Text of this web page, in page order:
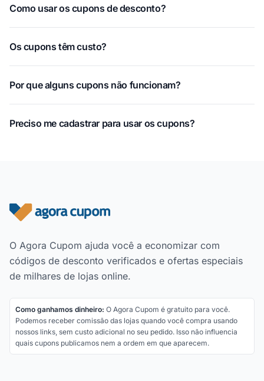
Como usar os cupons de desconto?
Os cupons têm custo?
Por que alguns cupons não funcionam?
Preciso me cadastrar para usar os cupons?
Rodapé do site
O Agora Cupom ajuda você a economizar com
códigos de desconto verificados e ofertas especiais
de milhares de lojas online.
Como ganhamos dinheiro: O Agora Cupom é gratuito para você.
Podemos receber comissão das lojas quando você compra usando
nossos links, sem custo adicional no seu pedido. Isso não influencia
quais cupons publicamos nem a ordem em que aparecem.